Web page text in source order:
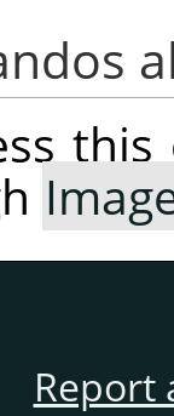
Report